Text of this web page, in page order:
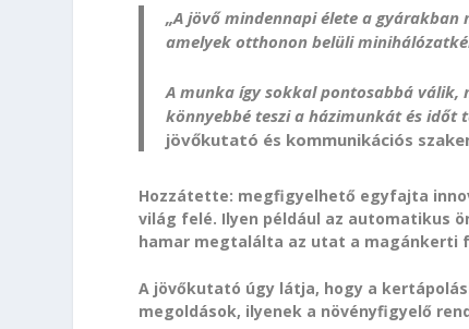
„A jövő mindennapi élete a
amelyek otthonon belüli
A munka így sokkal pontosabbá válik,
könnyebbé teszi a házimunkát és időt
jövőkutató és kommunikációs
Hozzátette: megfigyelhető egyfajta
világ felé. Ilyen például az automatikus
hamar megtalálta az utat a magánkerti
A jövőkutató úgy látja, hogy a
megoldások, ilyenek a növényfigyelő